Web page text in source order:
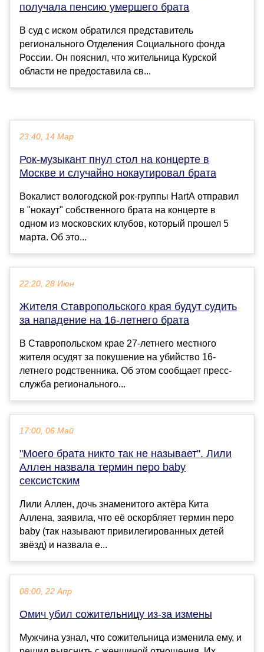
получала пенсию умершего брата
В суд с иском обратился представитель
регионального Отделения Социального фонда
России. Он пояснил, что жительница Курской
области не предоставила св...
23:40, 14 Мар
Рок-музыкант пнул стол на концерте в
Москве и случайно нокаутировал брата
Вокалист вологодской рок-группы HartA отправил
в "нокаут" собственного брата на концерте в
одном из московских клубов, который прошел 5
марта. Об это...
22:20, 28 Июн
Жителя Ставропольского края будут судить
за нападение на 16-летнего брата
В Ставропольском крае 27-летнего местного
жителя осудят за покушение на убийство 16-
летнего родственника. Об этом сообщает пресс-
служба регионального...
17:00, 06 Май
"Моего брата никто так не называет". Лили
Аллен назвала термин nepo baby
сексистским
Лили Аллен, дочь знаменитого актёра Кита
Аллена, заявила, что её оскорбляет термин nepo
baby (так называют привилегированных детей
звёзд) и назвала е...
08:00, 22 Апр
Омич убил сожительницу из-за измены
Мужчина узнал, что сожительница изменила ему, и